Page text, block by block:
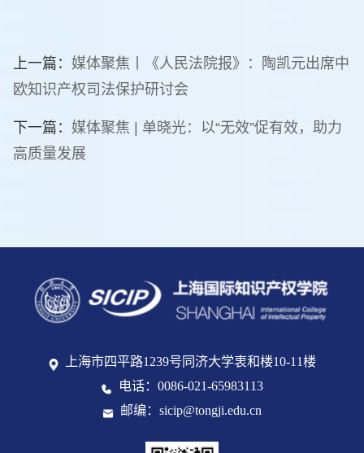
上一篇： 媒体聚焦丨《人民法院报》：陶凯元出席中
欧知识产权司法保护研讨会
下一篇： 媒体聚焦 | 单晓光：以“无效”促有效，助力
高质量发展
上海市四平路1239号同济大学衷和楼10-11楼
电话：0086-021-65983113
邮编：sicip@tongji.edu.cn